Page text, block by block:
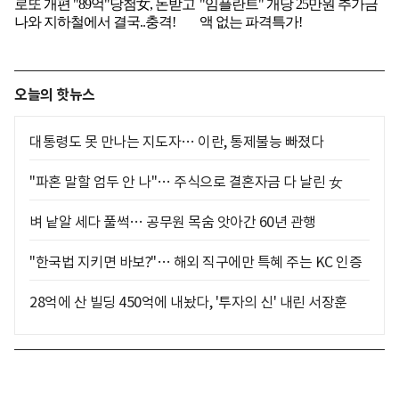
오늘의 핫뉴스
대통령도 못 만나는 지도자… 이란, 통제불능 빠졌다
"파혼 말할 엄두 안 나"… 주식으로 결혼자금 다 날린 女
벼 낱알 세다 풀썩… 공무원 목숨 앗아간 60년 관행
"한국법 지키면 바보?"… 해외 직구에만 특혜 주는 KC 인증
28억에 산 빌딩 450억에 내놨다, '투자의 신' 내린 서장훈